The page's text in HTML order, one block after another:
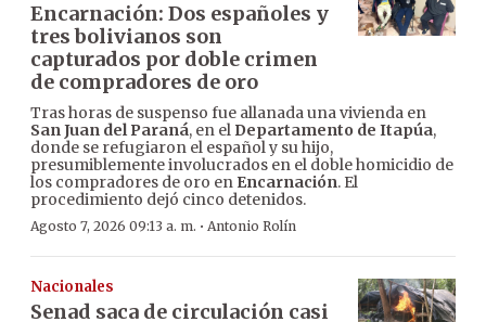
Encarnación: Dos españoles y
tres bolivianos son
capturados por doble crimen
de compradores de oro
Tras horas de suspenso fue allanada una vivienda en
San Juan del Paraná, en el Departamento de Itapúa,
donde se refugiaron el español y su hijo,
presumiblemente involucrados en el doble homicidio de
los compradores de oro en Encarnación. El
procedimiento dejó cinco detenidos.
Agosto 7, 2026 09:13 a. m. · Antonio Rolín
Nacionales
Senad saca de circulación casi